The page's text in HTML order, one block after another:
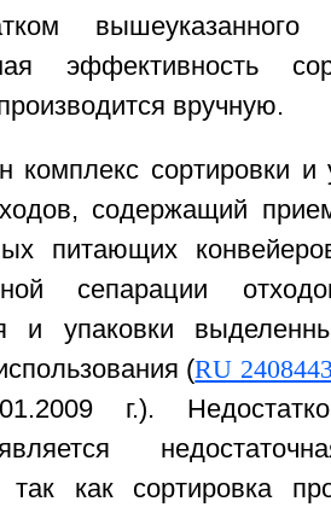
эффективность
вручную.
комплекс сортировки и
содержащий
питающих
сепарации
и упаковки
(RU
г.).
так как сортировка